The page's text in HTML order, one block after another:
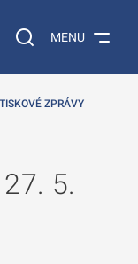
Vyhledávání na
MENU
TISKOVÉ ZPRÁVY
5.